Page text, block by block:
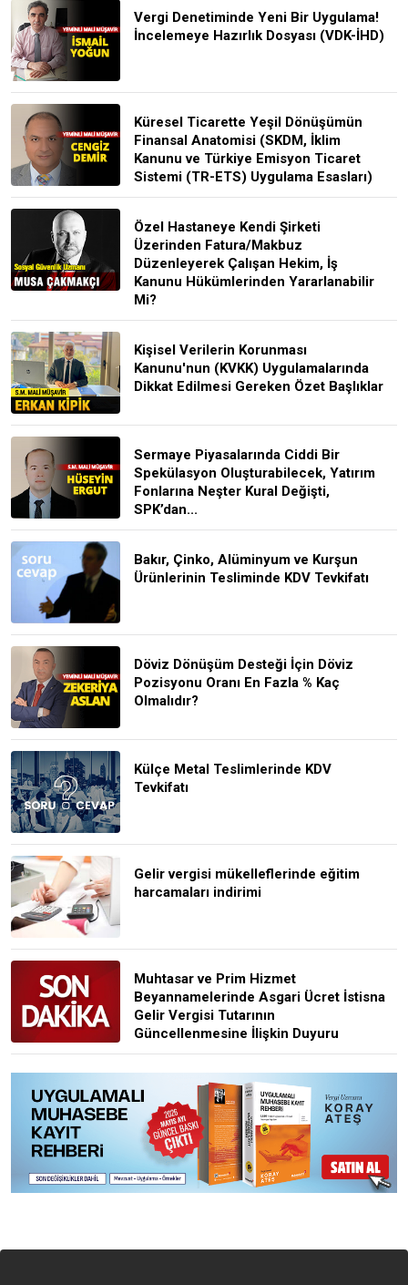
Vergi Denetiminde Yeni Bir Uygulama!
İncelemeye Hazırlık Dosyası (VDK-İHD)
Küresel Ticarette Yeşil Dönüşümün
Finansal Anatomisi (SKDM, İklim
Kanunu ve Türkiye Emisyon Ticaret
Sistemi (TR-ETS) Uygulama Esasları)
Özel Hastaneye Kendi Şirketi
Üzerinden Fatura/Makbuz
Düzenleyerek Çalışan Hekim, İş
Kanunu Hükümlerinden Yararlanabilir
Mi?
Kişisel Verilerin Korunması
Kanunu'nun (KVKK) Uygulamalarında
Dikkat Edilmesi Gereken Özet Başlıklar
Sermaye Piyasalarında Ciddi Bir
Spekülasyon Oluşturabilecek, Yatırım
Fonlarına Neşter Kural Değişti,
SPK’dan...
Bakır, Çinko, Alüminyum ve Kurşun
Ürünlerinin Tesliminde KDV Tevkifatı
Döviz Dönüşüm Desteği İçin Döviz
Pozisyonu Oranı En Fazla % Kaç
Olmalıdır?
Külçe Metal Teslimlerinde KDV
Tevkifatı
Gelir vergisi mükelleflerinde eğitim
harcamaları indirimi
Muhtasar ve Prim Hizmet
Beyannamelerinde Asgari Ücret İstisna
Gelir Vergisi Tutarının
Güncellenmesine İlişkin Duyuru